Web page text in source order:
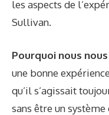
les aspects de
Sullivan.
Pourquoi nous
une bonne
qu’il s’agissait
sans être un